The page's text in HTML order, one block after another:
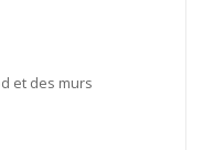
et des murs